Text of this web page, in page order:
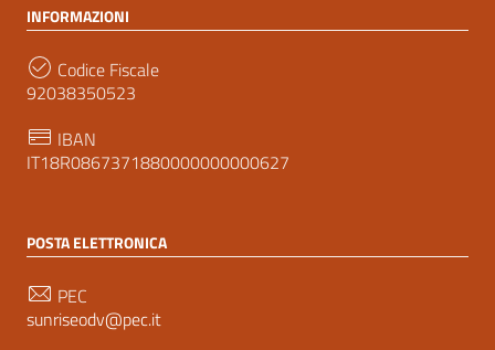
INFORMAZIONI
Codice Fiscale
92038350523
IBAN
IT18R0867371880000000000627
POSTA ELETTRONICA
PEC
sunriseodv@pec.it